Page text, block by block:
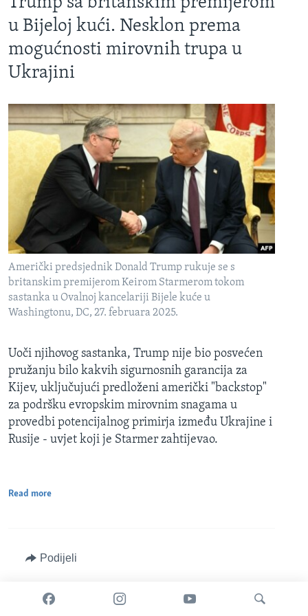
u Bijeloj kući. Nesklon prema
mogućnosti mirovnih trupa u
Ukrajini
Američki predsjednik Donald Trump rukuje se s
britanskim premijerom Keirom Starmerom tokom
sastanka u Ovalnoj kancelariji Bijele kuće u
Washingtonu, DC, 27. februara 2025.
Uoči njihovog sastanka, Trump nije bio posvećen
pružanju bilo kakvih sigurnosnih garancija za
Kijev, uključujući predloženi američki "backstop"
za podršku evropskim mirovnim snagama u
provedbi potencijalnog primirja između Ukrajine i
Rusije - uvjet koji je Starmer zahtijevao.
Read more
Podijeli
februar 26, 2025